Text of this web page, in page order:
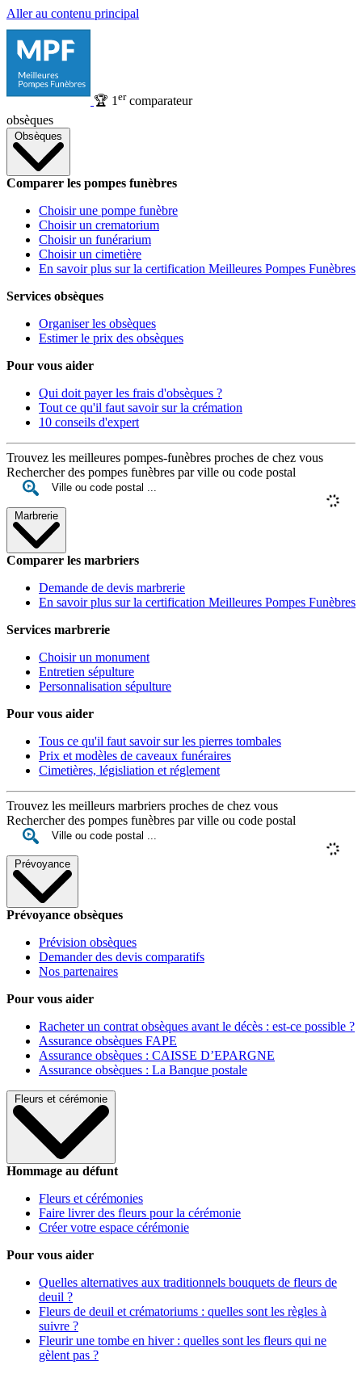
Aller au contenu principal
🏆 1 ercomparateur
obsèques
Obsèques
Comparer les pompes funèbres
Choisir une pompe funèbre
Choisir un crematorium
Choisir un funérarium
Choisir un cimetière
En savoir plus sur la certification Meilleures Pompes Funèbres
Services obsèques
Organiser les obsèques
Estimer le prix des obsèques
Pour vous aider
Qui doit payer les frais d'obsèques ?
Tout ce qu'il faut savoir sur la crémation
10 conseils d'expert
Trouvez les meilleures pompes-funèbres proches de chez vous
Rechercher des pompes funèbres par ville ou code postal
Marbrerie
Comparer les marbriers
Demande de devis marbrerie
En savoir plus sur la certification Meilleures Pompes Funèbres
Services marbrerie
Choisir un monument
Entretien sépulture
Personnalisation sépulture
Pour vous aider
Tous ce qu'il faut savoir sur les pierres tombales
Prix et modèles de caveaux funéraires
Cimetières, législiation et réglement
Trouvez les meilleurs marbriers proches de chez vous
Rechercher des pompes funèbres par ville ou code postal
Prévoyance
Prévoyance obsèques
Prévision obsèques
Demander des devis comparatifs
Nos partenaires
Pour vous aider
Racheter un contrat obsèques avant le décès : est-ce possible ?
Assurance obsèques FAPE
Assurance obsèques : CAISSE D’EPARGNE
Assurance obsèques : La Banque postale
Fleurs et cérémonie
Hommage au défunt
Fleurs et cérémonies
Faire livrer des fleurs pour la cérémonie
Créer votre espace cérémonie
Pour vous aider
Quelles alternatives aux traditionnels bouquets de fleurs de
deuil ?
Fleurs de deuil et crématoriums : quelles sont les règles à
suivre ?
Fleurir une tombe en hiver : quelles sont les fleurs qui ne
gèlent pas ?